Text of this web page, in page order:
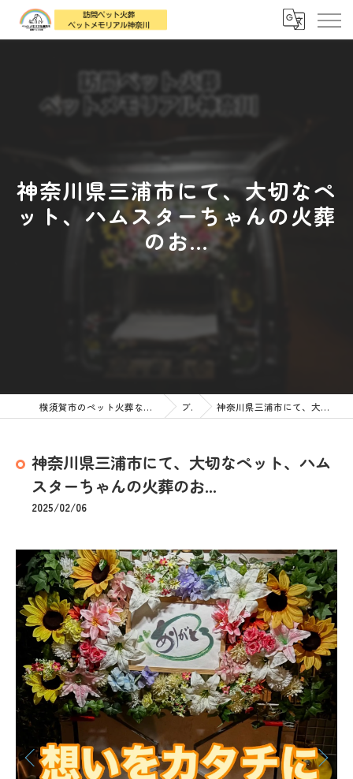
神奈川県三浦市にて、大切なペ
ット、ハムスターちゃんの火葬
のお...
横須賀市のペット火葬なら訪問ペット火葬 ペットメモリアル神奈川 ブログ 神奈川県三浦市にて、大切なペット、ハムスターちゃんの火葬のお...
神奈川県三浦市にて、大切なペット、ハム
スターちゃんの火葬のお...
2025/02/06